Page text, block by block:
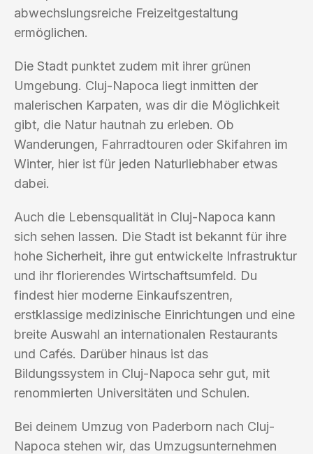
abwechslungsreiche Freizeitgestaltung
ermöglichen.
Die Stadt punktet zudem mit ihrer grünen
Umgebung. Cluj-Napoca liegt inmitten der
malerischen Karpaten, was dir die Möglichkeit
gibt, die Natur hautnah zu erleben. Ob
Wanderungen, Fahrradtouren oder Skifahren im
Winter, hier ist für jeden Naturliebhaber etwas
dabei.
Auch die Lebensqualität in Cluj-Napoca kann
sich sehen lassen. Die Stadt ist bekannt für ihre
hohe Sicherheit, ihre gut entwickelte Infrastruktur
und ihr florierendes Wirtschaftsumfeld. Du
findest hier moderne Einkaufszentren,
erstklassige medizinische Einrichtungen und eine
breite Auswahl an internationalen Restaurants
und Cafés. Darüber hinaus ist das
Bildungssystem in Cluj-Napoca sehr gut, mit
renommierten Universitäten und Schulen.
Bei deinem Umzug von Paderborn nach Cluj-
Napoca stehen wir, das Umzugsunternehmen